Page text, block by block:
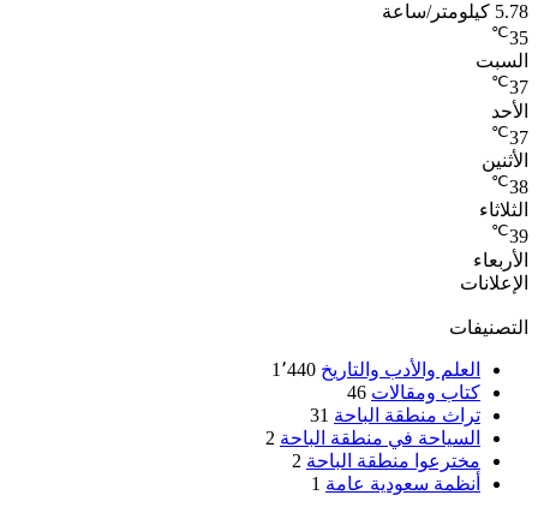
5.78 كيلومتر/ساعة
35
℃
السبت
37
℃
الأحد
37
℃
الأثنين
38
℃
الثلاثاء
39
℃
الأربعاء
الإعلانات
التصنيفات
العلم والأدب والتاريخ 1٬440
كتاب ومقالات 46
تراث منطقة الباحة 31
السياحة في منطقة الباحة 2
مخترعوا منطقة الباحة 2
أنظمة سعودية عامة 1